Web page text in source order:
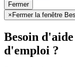
Fermer
× Fermer la fenêtre
Besoin
d'emploi ?